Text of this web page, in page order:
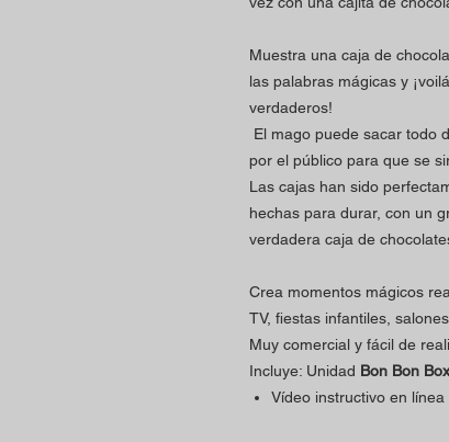
Muestra una caja de
las palabras mágicas y
verdaderos!
El mago puede sacar todo
por el público para que se
Las cajas han sido
hechas para durar, con un
verdadera caja de
Crea momentos mágicos
TV, fiestas infantiles,
Muy comercial y fácil de
Incluye: Unidad Bon Bon Box
Vídeo instructivo en línea